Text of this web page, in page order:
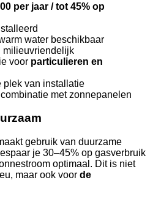
per jaar / tot 45% op
water beschikbaar
milieuvriendelijk
voor particulieren en
plek van installatie
met zonnepanelen
gebruik van duurzame
je 30–45% op gasverbruik
optimaal. Dit is niet
maar ook voor de